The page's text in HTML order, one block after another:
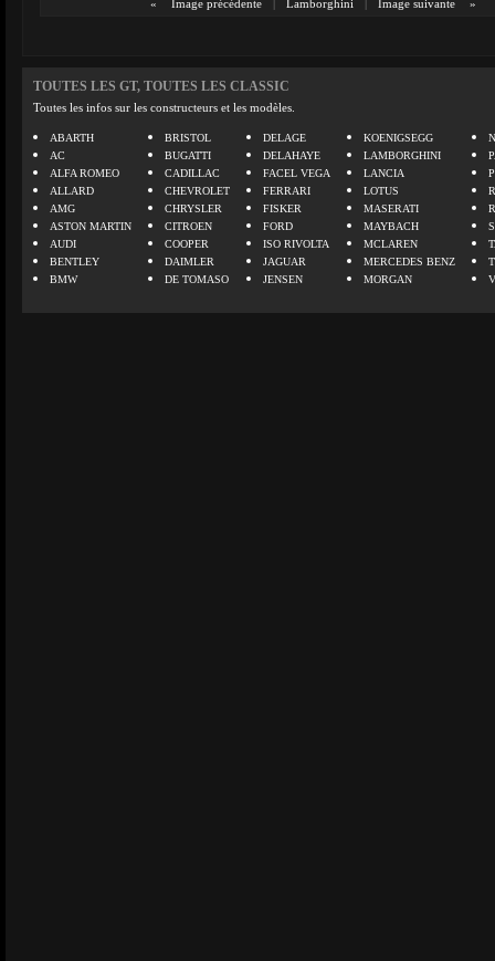
« Image précédente | Lamborghini | Image suivante »
TOUTES LES GT, TOUTES LES CLASSIC
Toutes les infos sur les constructeurs et les modèles.
ABARTH
AC
ALFA ROMEO
ALLARD
AMG
ASTON MARTIN
AUDI
BENTLEY
BMW
BRISTOL
BUGATTI
CADILLAC
CHEVROLET
CHRYSLER
CITROEN
COOPER
DAIMLER
DE TOMASO
DELAGE
DELAHAYE
FACEL VEGA
FERRARI
FISKER
FORD
ISO RIVOLTA
JAGUAR
JENSEN
KOENIGSEGG
LAMBORGHINI
LANCIA
LOTUS
MASERATI
MAYBACH
MCLAREN
MERCEDES BENZ
MORGAN